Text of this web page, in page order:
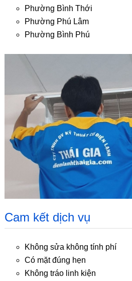
Phường Bình Thới
Phường Phú Lâm
Phường Bình Phú
Cam kết dịch vụ
Không sửa không tính phí
Có mặt đúng hẹn
Không tráo linh kiện